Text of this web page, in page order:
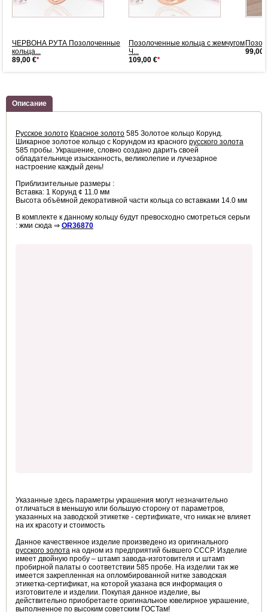
ЧЕРВОНА РУТА Позолоченные
кольца...
89,00 €*
Позолоченные кольца с жемчугом
Ч...
109,00 €*
99,00
Описание
Русское золото Красное золото 585 Золотое кольцо Корунд.
Шикарное золотое кольцо с Корундом из красного русского золота
585 пробы. Украшение, словно создано дарить своей
обладательнице изысканность, великолепие и лучезарное
настроение каждый день!
Приблизительные размеры :
Вставка: 1 Корунд ¢ 11.0 мм
Высота объёмной декоративной части кольца со вставками 14.0 мм
В комплекте к данному кольцу будут превосходно смотреться серьги
: жми сюда ⇒ OR36870
Указанные здесь параметры украшения могут незначительно
отличаться в меньшую или большую сторону от параметров,
указанных на заводской этикетке - сертификате, что никак не влияет
на их красоту и стоимость
Данное качественное изделие произведено из оригинального
русского золота на одном из предприятий бывшего СССР. Изделие
имеет двойную пробу – штамп завода-изготовителя и штамп
пробирной палаты о соответствии 585 пробе. На изделии так же
имеется закрепленная на опломбированной нитке заводская
этикетка-сертификат, на которой указана вся информация о
изготовителе и изделии. Покупая данное изделие, вы
действительно приобретаете оригинальное ювелирное украшение,
выполненное по высоким советским ГОСТам!